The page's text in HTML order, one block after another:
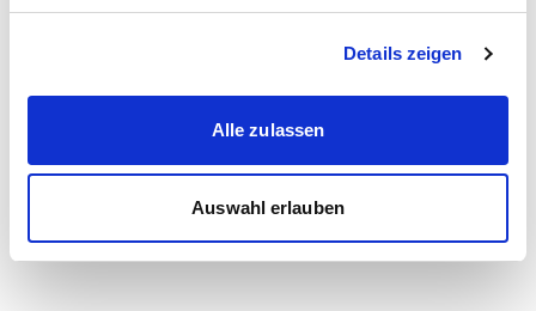
Details zeigen
Alle zulassen
Auswahl erlauben